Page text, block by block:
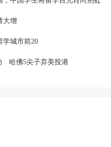
大增
学城市前20
哈佛5尖子弃美投港